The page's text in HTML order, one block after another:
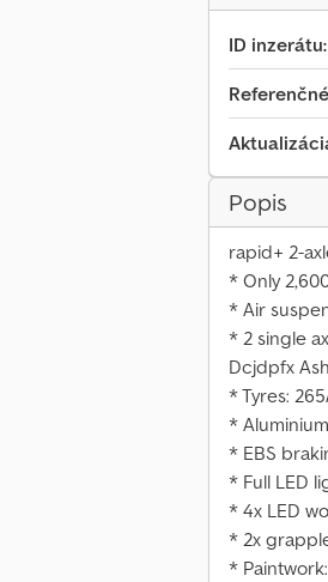
ID inzerátu:
Popis
rapid+ 2-
* Only
* Air
* 2 single
Dcjdpfx
* Tyres:
*
* EBS
* Full LED
* 4x LED
* 2x
*